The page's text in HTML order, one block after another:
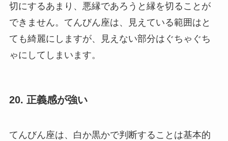
切にするあまり、悪縁であろうと縁を切ることが
できません。てんびん座は、見えている範囲はと
ても綺麗にしますが、見えない部分はぐちゃぐち
ゃにしてしまいます。
20. 正義感が強い
てんびん座は、白か黒かで判断することは基本的